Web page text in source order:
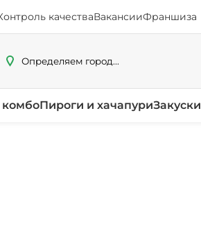
качестваВакансииФраншиза
Определяем город...
комбоПироги и хачапуриЗакуски